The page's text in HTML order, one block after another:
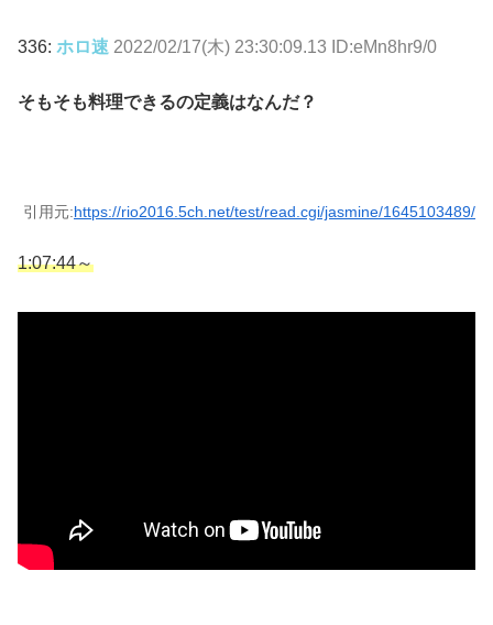
336: ホロ速 2022/02/17(木) 23:30:09.13 ID:eMn8hr9/0
そもそも料理できるの定義はなんだ？
引用元:https://rio2016.5ch.net/test/read.cgi/jasmine/1645103489/
1:07:44～